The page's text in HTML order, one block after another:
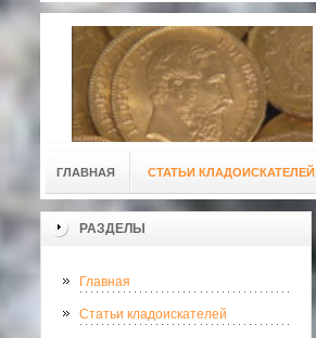
ГЛАВНАЯ СТАТЬИ КЛАДОИСКАТЕЛЕЙ
РАЗДЕЛЫ
Главная
Статьи кладоискателей